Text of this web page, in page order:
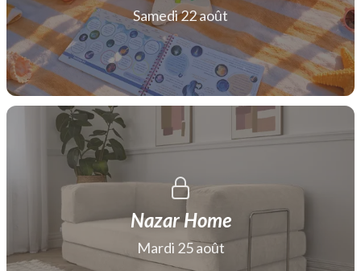
Samedi 22 août
Nazar Home
Mardi 25 août